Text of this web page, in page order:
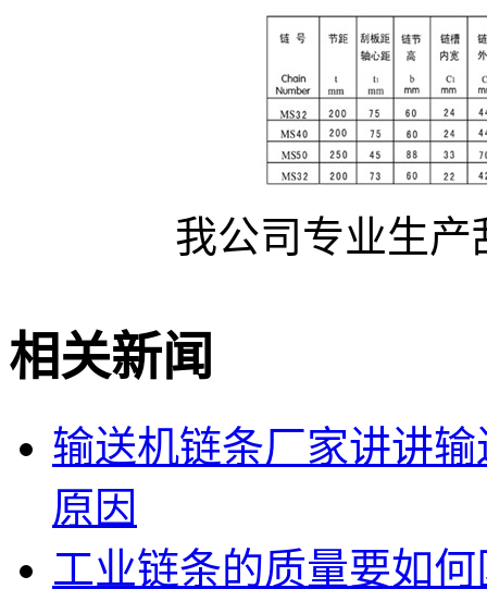
我公司专业生
相关新闻
输送机链条厂家讲讲
原因
工业链条的质量要如何